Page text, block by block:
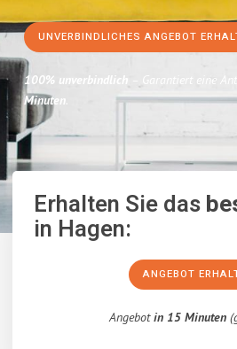
UNVERBINDLICHES ANGEBOT
100% unverbindlich – Garantiert eine
Minuten.
Erhalten Sie das
in Hagen:
ANGEBOT
Angebotin 15 Minuten